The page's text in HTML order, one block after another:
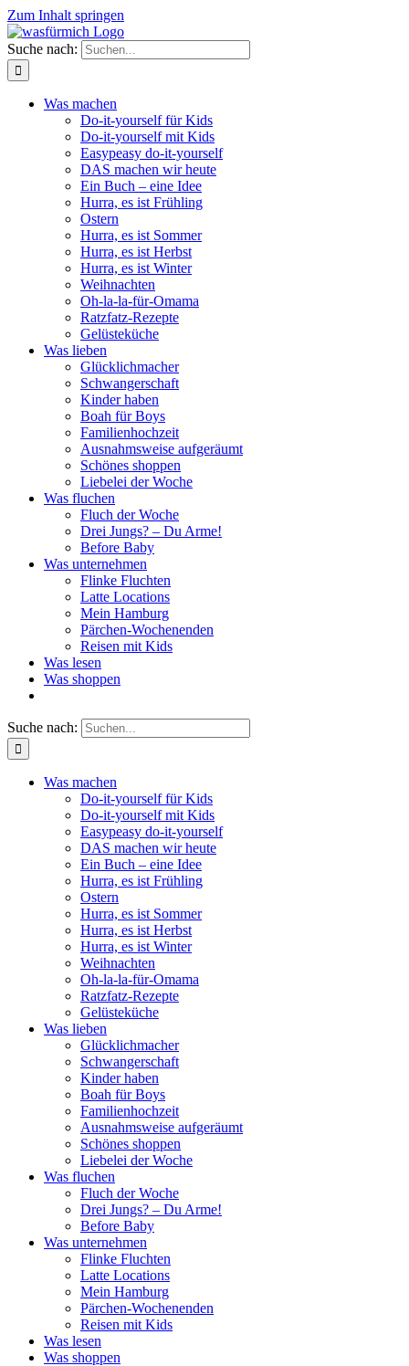
Zum Inhalt springen
Suche nach:
Was machen
Do-it-yourself für Kids
Do-it-yourself mit Kids
Easypeasy do-it-yourself
DAS machen wir heute
Ein Buch – eine Idee
Hurra, es ist Frühling
Ostern
Hurra, es ist Sommer
Hurra, es ist Herbst
Hurra, es ist Winter
Weihnachten
Oh-la-la-für-Omama
Ratzfatz-Rezepte
Gelüsteküche
Was lieben
Glücklichmacher
Schwangerschaft
Kinder haben
Boah für Boys
Familienhochzeit
Ausnahmsweise aufgeräumt
Schönes shoppen
Liebelei der Woche
Was fluchen
Fluch der Woche
Drei Jungs? – Du Arme!
Before Baby
Was unternehmen
Flinke Fluchten
Latte Locations
Mein Hamburg
Pärchen-Wochenenden
Reisen mit Kids
Was lesen
Was shoppen
Suche nach:
Was machen
Do-it-yourself für Kids
Do-it-yourself mit Kids
Easypeasy do-it-yourself
DAS machen wir heute
Ein Buch – eine Idee
Hurra, es ist Frühling
Ostern
Hurra, es ist Sommer
Hurra, es ist Herbst
Hurra, es ist Winter
Weihnachten
Oh-la-la-für-Omama
Ratzfatz-Rezepte
Gelüsteküche
Was lieben
Glücklichmacher
Schwangerschaft
Kinder haben
Boah für Boys
Familienhochzeit
Ausnahmsweise aufgeräumt
Schönes shoppen
Liebelei der Woche
Was fluchen
Fluch der Woche
Drei Jungs? – Du Arme!
Before Baby
Was unternehmen
Flinke Fluchten
Latte Locations
Mein Hamburg
Pärchen-Wochenenden
Reisen mit Kids
Was lesen
Was shoppen